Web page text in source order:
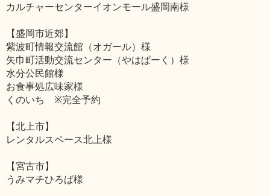
カルチャーセンターイオンモール盛岡南様
【盛岡市近郊】
紫波町情報交流館（オガール）様
矢巾町活動交流センター（やはぱーく）様
水分公民館様
お食事処広味家様
くのいち ※完全予約
【北上市】
レンタルスペース北上様
【宮古市】
うみマチひろば様